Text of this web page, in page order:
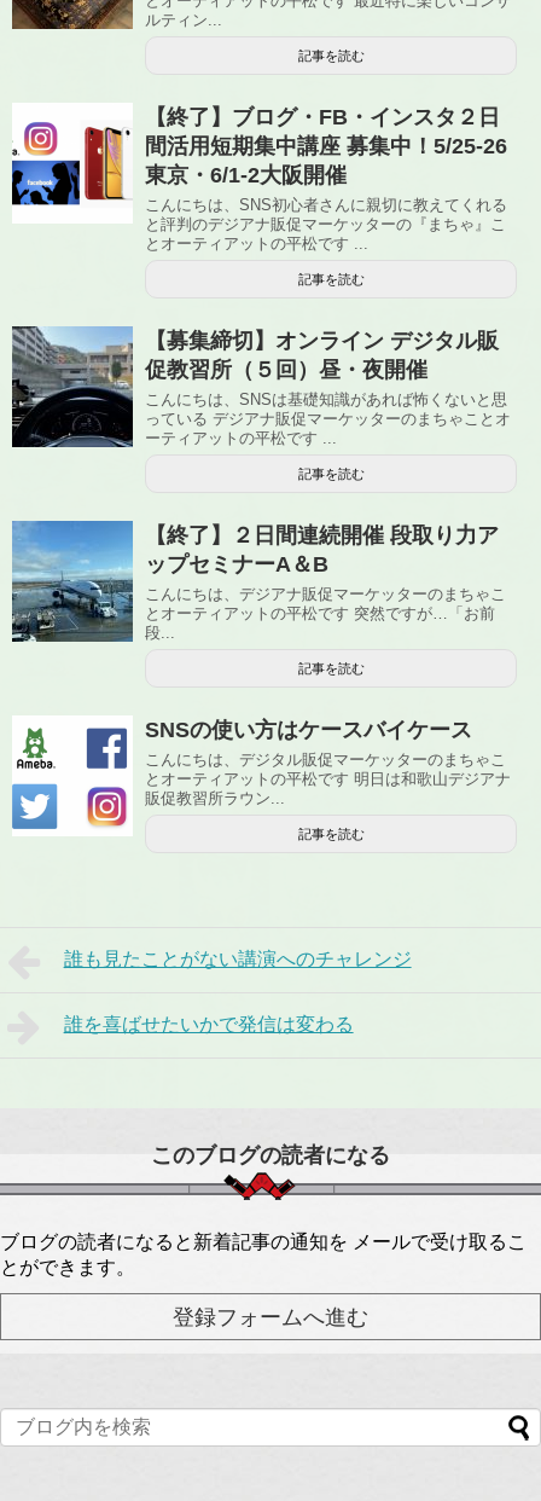
ルティン...
記事を読む
【終了】ブログ・FB・インスタ２日
間活用短期集中講座 募集中！5/25-26
東京・6/1-2大阪開催
こんにちは、SNS初心者さんに親切に教えてくれる
と評判のデジアナ販促マーケッターの『まちゃ』こ
とオーティアットの平松です ...
記事を読む
【募集締切】オンライン デジタル販
促教習所（５回）昼・夜開催
こんにちは、SNSは基礎知識があれば怖くないと思
っている デジアナ販促マーケッターのまちゃことオ
ーティアットの平松です ...
記事を読む
【終了】２日間連続開催 段取り力ア
ップセミナーA＆B
こんにちは、デジアナ販促マーケッターのまちゃこ
とオーティアットの平松です 突然ですが…「お前
段...
記事を読む
SNSの使い方はケースバイケース
こんにちは、デジタル販促マーケッターのまちゃこ
とオーティアットの平松です 明日は和歌山デジアナ
販促教習所ラウン...
記事を読む
誰も見たことがない講演へのチャレンジ
誰を喜ばせたいかで発信は変わる
このブログの読者になる
ブログの読者になると新着記事の通知を メールで受け取るこ
とができます。